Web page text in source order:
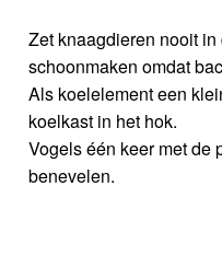
Zet knaagdieren nooit
schoonmaken omdat
Als koelelement een
koelkast in het hok.
Vogels één keer met de
benevelen.